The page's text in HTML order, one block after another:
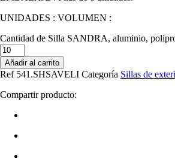
UNIDADES : VOLUMEN :
Cantidad de Silla SANDRA, aluminio,
Añadir al carrito
Ref 541.SHSAVELI Categoría Sillas de
Compartir producto: